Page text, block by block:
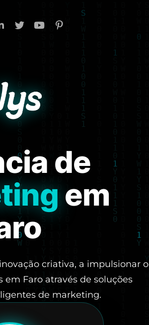
de
em
criativa, a impulsionar o
Faro através de soluções
de marketing.